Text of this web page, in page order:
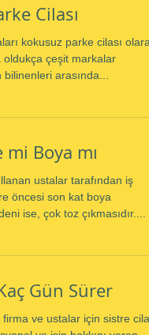
Cilası
kokusuz parke cilası olarak
oldukça çeşit markalar
arasında...
Boya mı
ustalar tarafından iş
öncesi son kat boya
ise, çok toz çıkmasıdır....
Gün Sürer
ve ustalar için sistre cila